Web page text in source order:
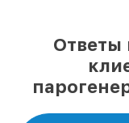
Ответы